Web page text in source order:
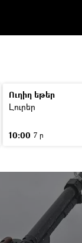
Ուղիղ եթեր
Լուրեր
10:00 7 ր